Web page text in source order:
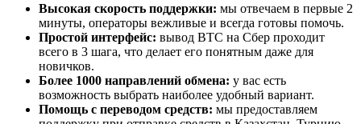
Высокая скорость поддержки: мы отвечаем в первые 2
минуты, операторы вежливые и всегда готовы помочь.
Простой интерфейс: вывод BTC на Сбер проходит
всего в 3 шага, что делает его понятным даже для
новичков.
Более 1000 направлений обмена: у вас есть
возможность выбрать наиболее удобный вариант.
Помощь с переводом средств: мы предоставляем